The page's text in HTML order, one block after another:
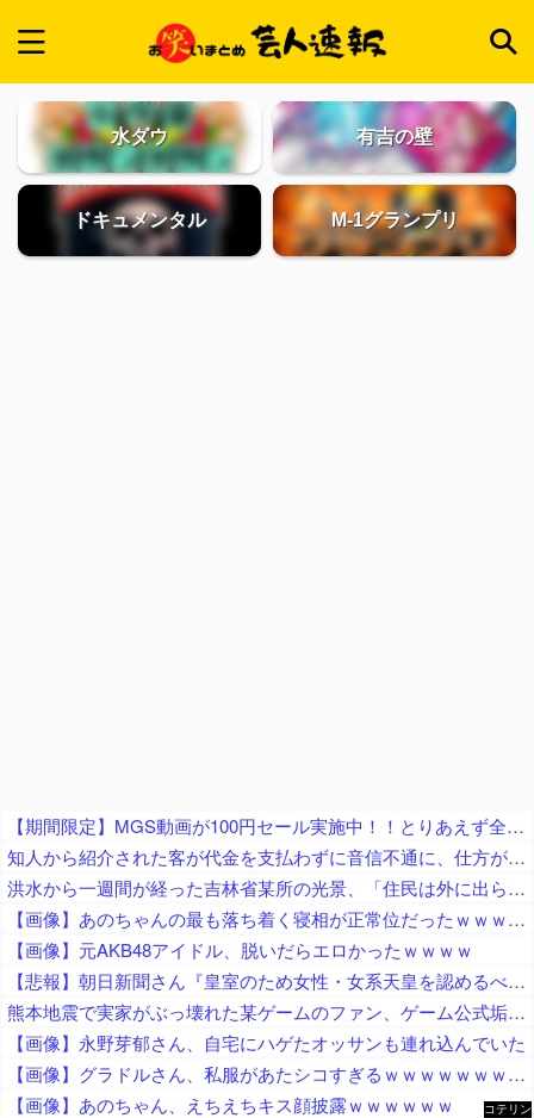
水ダウ 有吉の壁
ドキュメンタル M-1グランプリ
【期間限定】MGS動画が100円セール実施中！！とりあえず全部買うやろｗｗｗｗｗ
知人から紹介された客が代金を支払わずに音信不通に、仕方がないので客の自宅まで行ってみると……
洪水から一週間が経った吉林省某所の光景、「住民は外に出られないじゃないか」と目撃者を唖然とさせ……
【画像】あのちゃんの最も落ち着く寝相が正常位だったｗｗｗｗｗｗｗｗｗｗｗｗｗｗｗｗｗｗｗｗｗｗｗｗｗｗｗｗｗｗｗｗｗｗｗｗ
【画像】元AKB48アイドル、脱いだらエロかったｗｗｗｗ
【悲報】朝日新聞さん『皇室のため女性・女系天皇を認めるべき！』から『天皇制、なぜ続けるのか問う』『そもそも皇室必要なのか？』とついに本音をポロリ ｗｗｗｗｗｗｗ
熊本地震で実家がぶっ壊れた某ゲームのファン、ゲーム公式垢が投稿自粛を発表してしまうと……
【画像】永野芽郁さん、自宅にハゲたオッサンも連れ込んでいた
【画像】グラドルさん、私服があたシコすぎるｗｗｗｗｗｗｗｗｗｗｗｗｗｗｗｗｗｗｗｗｗｗｗｗｗｗｗｗｗｗｗｗｗｗｗｗｗｗ
【画像】あのちゃん、えちえちキス顔披露ｗｗｗｗｗｗ
コテリン